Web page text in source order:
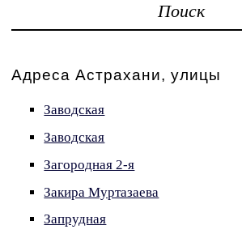
Поиск
Адреса Астрахани, улицы
Заводская
Заводская
Загородная 2-я
Закира Муртазаева
Запрудная